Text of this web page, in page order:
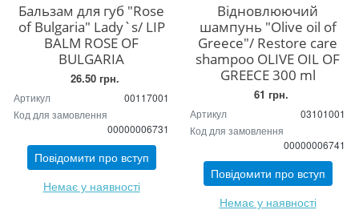
Бальзам для губ "Rose
of Bulgaria" Lady`s/ LIP
BALM ROSE OF
BULGARIA
26.50 грн.
Артикул
00117001
Код для замовлення
00000006731
Повідомити про вступ
Немає у наявності
Відновлюючий
шампунь "Olive oil of
Greece"/ Restore care
shampoo OLIVE OIL OF
GREECE 300 ml
61 грн.
Артикул
03101001
Код для замовлення
00000006741
Повідомити про вступ
Немає у наявності